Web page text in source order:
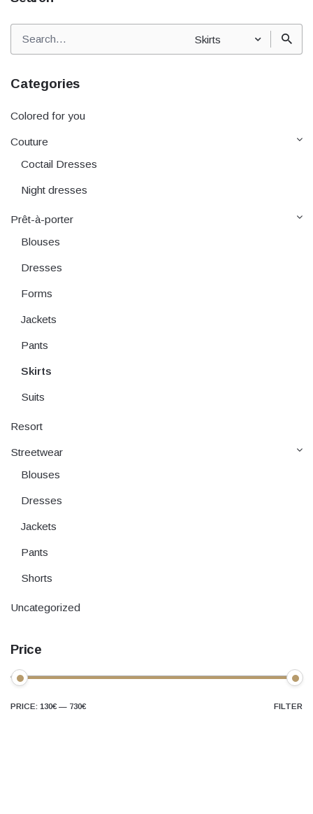
for
Skirts
Categories
Colored for you
Couture
Coctail Dresses
Night dresses
Prêt-à-porter
Blouses
Dresses
Forms
Jackets
Pants
Skirts
Suits
Resort
Streetwear
Blouses
Dresses
Jackets
Pants
Shorts
Uncategorized
Price
Min
Max
FILTER
PRICE: 130€ — 730€